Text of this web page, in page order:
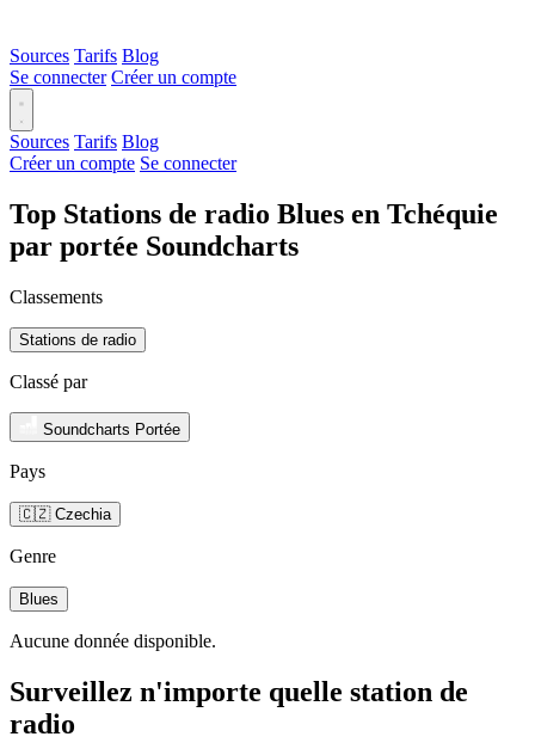
Sources Tarifs Blog
Se connecter Créer un compte
Sources Tarifs Blog
Créer un compte Se connecter
Top Stations de radio Blues en Tchéquie
par portée Soundcharts
Classements
Stations de radio
Classé par
Soundcharts Portée
Pays
🇨🇿 Czechia
Genre
Blues
Aucune donnée disponible.
Surveillez n'importe quelle station de
radio